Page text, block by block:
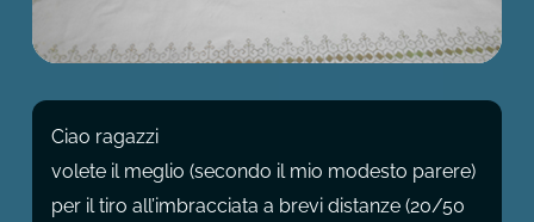
Ciao ragazzi
volete il meglio (secondo il mio modesto parere)
per il tiro all’imbracciata a brevi distanze (20/50